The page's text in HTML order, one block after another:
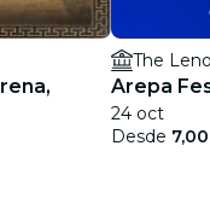
The
Arepa
24 oct
Desde